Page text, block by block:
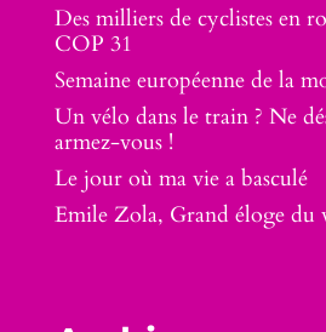
Des milliers de cyclistes en
COP 31
Semaine européenne de la
Un vélo dans le train ? Ne
armez-vous !
Le jour où ma vie a basculé
Emile Zola, Grand éloge du